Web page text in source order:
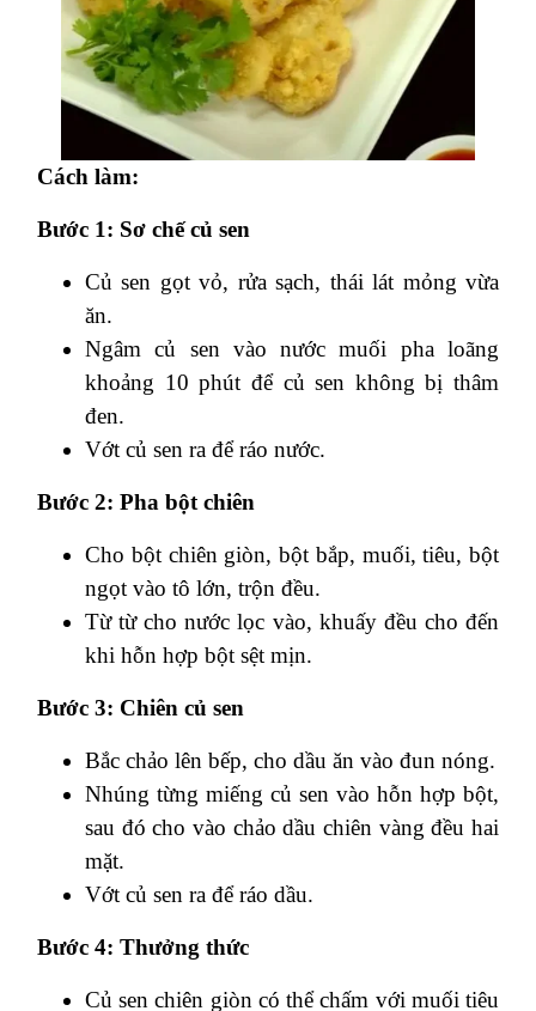
Cách làm:
Bước 1: Sơ chế củ sen
Củ sen gọt vỏ, rửa sạch, thái lát mỏng vừa
ăn.
Ngâm củ sen vào nước muối pha loãng
khoảng 10 phút để củ sen không bị thâm
đen.
Vớt củ sen ra để ráo nước.
Bước 2: Pha bột chiên
Cho bột chiên giòn, bột bắp, muối, tiêu, bột
ngọt vào tô lớn, trộn đều.
Từ từ cho nước lọc vào, khuấy đều cho đến
khi hỗn hợp bột sệt mịn.
Bước 3: Chiên củ sen
Bắc chảo lên bếp, cho dầu ăn vào đun nóng.
Nhúng từng miếng củ sen vào hỗn hợp bột,
sau đó cho vào chảo dầu chiên vàng đều hai
mặt.
Vớt củ sen ra để ráo dầu.
Bước 4: Thưởng thức
Củ sen chiên giòn có thể chấm với muối tiêu